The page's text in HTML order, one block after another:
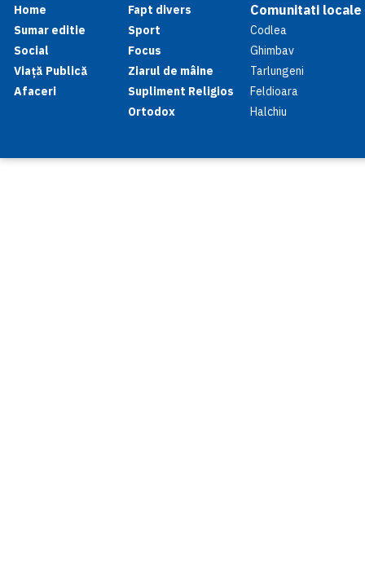
Home
Sumar editie
Social
Viață Publică
Afaceri
Fapt divers
Sport
Focus
Ziarul de mâine
Supliment Religios
Ortodox
Comunitati locale
Codlea
Ghimbav
Tarlungeni
Feldioara
Halchiu